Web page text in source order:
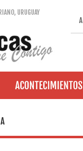
URUGUAY